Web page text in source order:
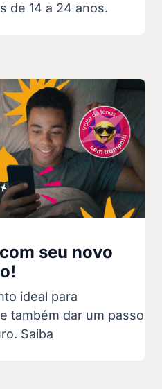
de 14 a 24 anos.
seu novo
ideal para
também dar um passo
Saiba